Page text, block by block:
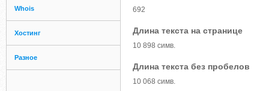
Whois
Хостинг
Разное
692
Длина текста на странице
10 898 симв.
Длина текста без пробелов
10 068 симв.